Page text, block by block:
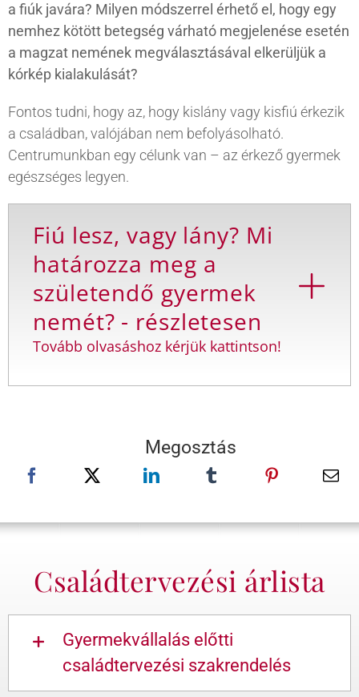
a fiúk javára? Milyen módszerrel érhető el, hogy egy
nemhez kötött betegség várható megjelenése esetén
a magzat nemének megválasztásával elkerüljük a
kórkép kialakulását?
Fontos tudni, hogy az, hogy kislány vagy kisfiú érkezik
a családban, valójában nem befolyásolható.
Centrumunkban egy célunk van – az érkező gyermek
egészséges legyen.
Fiú lesz, vagy lány? Mi
határozza meg a
születendő gyermek
nemét? - részletesen
Tovább olvasáshoz kérjük kattintson!
Megosztás
Családtervezési árlista
Gyermekvállalás előtti
családtervezési szakrendelés